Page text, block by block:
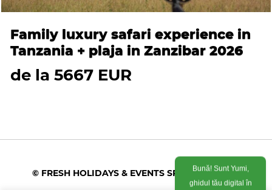
Family luxury safari experience in
Tanzania + plaja in Zanzibar 2026
de la 5667 EUR
© FRESH HOLIDAYS & EVENTS SRL 2026
Bună! Sunt Yumi,
ghidul tău digital în